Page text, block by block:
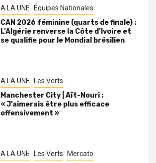
A LA UNE Équipes Nationales
CAN 2026 féminine (quarts de finale) :
L’Algérie renverse la Côte d’Ivoire et
se qualifie pour le Mondial brésilien
A LA UNE Les Verts
Manchester City | Aït-Nouri :
« J’aimerais être plus efficace
offensivement »
A LA UNE Les Verts Mercato